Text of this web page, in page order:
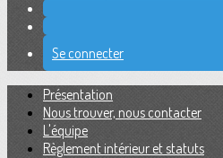
Se connecter
Présentation
Nous trouver, nous contacter
L'équipe
Règlement intérieur et statuts